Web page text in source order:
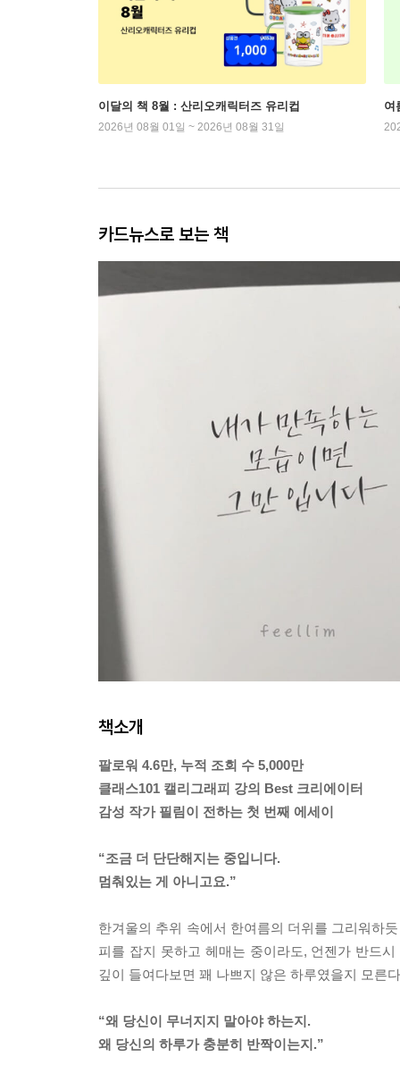
이달의 책 8월 : 산리오캐릭터즈 유리컵
2026년 08월 01일 ~ 2026년 08월 31일
여
카드뉴스로 보는 책
책소개
팔로워 4.6만, 누적 조회 수 5,000만
클래스101 캘리그래피 강의 Best 크리에이터
감성 작가 필림이 전하는 첫 번째 에세이
“조금 더 단단해지는 중입니다.
멈춰있는 게 아니고요.”
한겨울의 추위 속에서 한여름의 더위를 그리워하
피를 잡지 못하고 헤매는 중이라도, 언젠가 반드
깊이 들여다보면 꽤 나쁘지 않은 하루였을지 모른
“왜 당신이 무너지지 말아야 하는지.
왜 당신의 하루가 충분히 반짝이는지.”